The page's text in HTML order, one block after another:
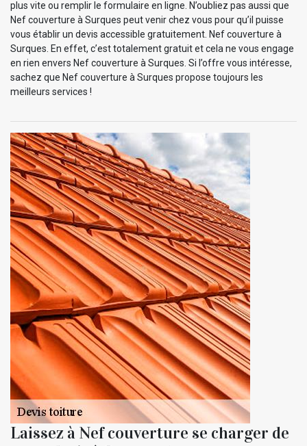
plus vite ou remplir le formulaire en ligne. N’oubliez pas aussi que
Nef couverture à Surques peut venir chez vous pour qu’il puisse
vous établir un devis accessible gratuitement. Nef couverture à
Surques. En effet, c’est totalement gratuit et cela ne vous engage
en rien envers Nef couverture à Surques. Si l’offre vous intéresse,
sachez que Nef couverture à Surques propose toujours les
meilleurs services !
Laissez à Nef couverture se charger de